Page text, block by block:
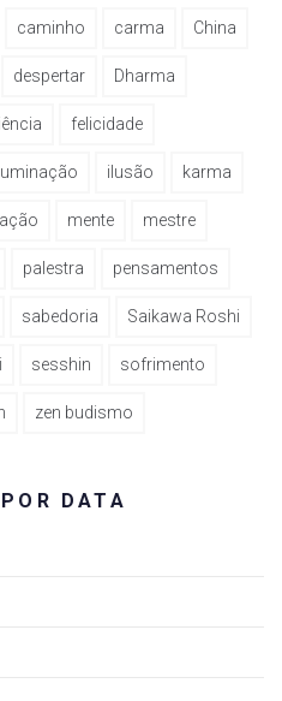
caminho carma China
despertar Dharma
felicidade
ilusão karma
mente mestre
palestra pensamentos
sabedoria Saikawa Roshi
sesshin sofrimento
zen budismo
DATA